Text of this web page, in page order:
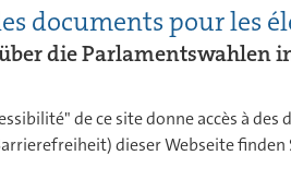
documents pour les
die Parlamentswahlen
de ce site donne accès à
dieser Webseite